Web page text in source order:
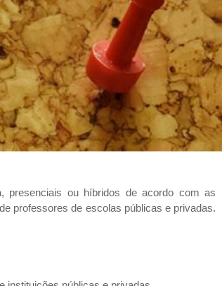
Aprendizagem por projetos
Aprendizagem Criativa
presenciais ou híbridos de acordo com as
professores de escolas públicas e privadas.